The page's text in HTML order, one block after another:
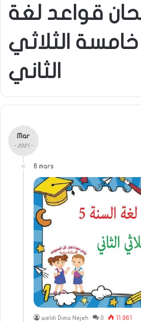
قواعد لغة
خامسة الثلاثي
الثاني
Mar
- 2021 -
6 mars
weldi Dima Nejeh 0 11 961